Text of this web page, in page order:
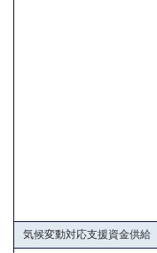
気候変動対応支援資金供給